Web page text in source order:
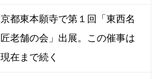
京都東本願寺で第１回「東西名
匠老舗の会」出展。この催事は
現在まで続く